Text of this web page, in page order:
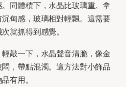
同體積下，水晶比玻璃重。拿
甸感，玻璃相對輕飄。這需要
就抓得到感覺。
敲一下，水晶聲音清脆，像金
，帶點混濁。這方法對小飾品
有用。